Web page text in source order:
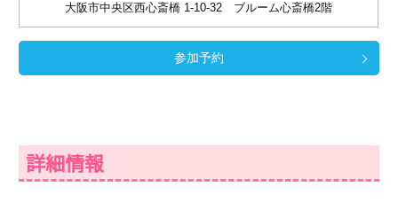
大阪市中央区西心斎橋 1-10-32 ブルーム心斎橋2階
参加予約
詳細情報